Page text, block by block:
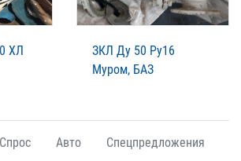
ХЛ
ЗКЛ Ду 50 Ру16
Муром, БАЗ
Спрос Авто Спецпредложения